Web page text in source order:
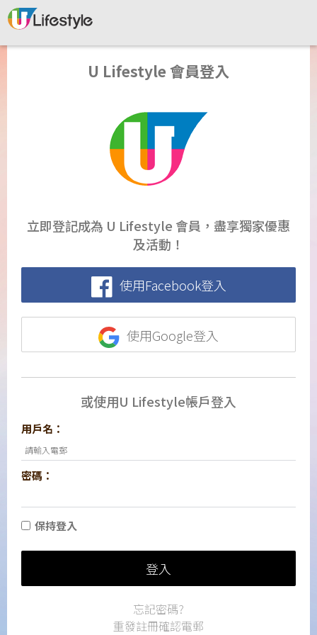
U Lifestyle 會員登入
立即登記成為 U Lifestyle 會員，盡享獨家優惠
及活動！
使用Facebook登入
使用Google登入
或使用U Lifestyle帳戶登入
用戶名：
密碼：
保持登入
登入
忘記密碼?
重發註冊確認電郵